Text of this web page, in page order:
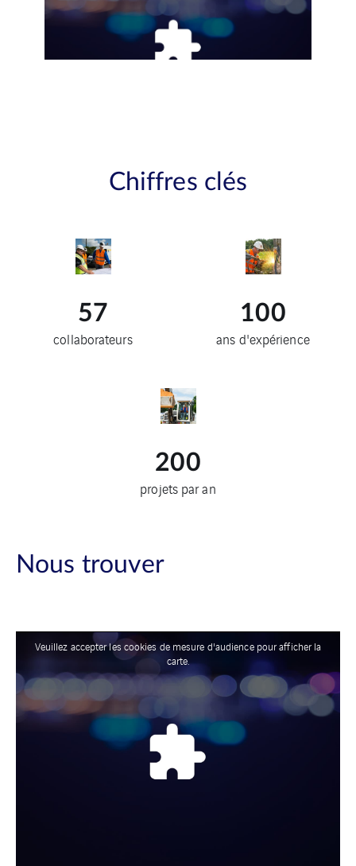
collaborateurs ans d'expérience
projets par an
carte.